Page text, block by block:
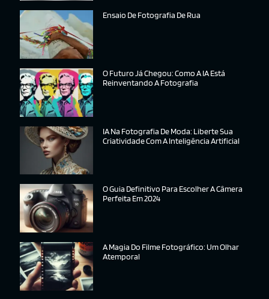
Ensaio De Fotografia De Rua
O Futuro Já Chegou: Como A IA Está
Reinventando A Fotografia
IA Na Fotografia De Moda: Liberte Sua
Criatividade Com A Inteligência Artificial
O Guia Definitivo Para Escolher A Câmera
Perfeita Em 2024
A Magia Do Filme Fotográfico: Um Olhar
Atemporal